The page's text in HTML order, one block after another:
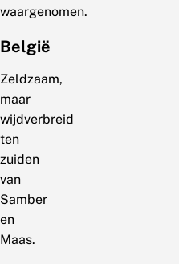
waargenomen.
België
Zeldzaam,
maar
wijdverbreid
ten
zuiden
van
Samber
en
Maas.